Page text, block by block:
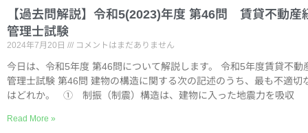
【過去問解説】令和5(2023)年度 第46問 賃貸不動産
管理士試験
2024年7月20日 コメントはまだありません
今日は、令和5年度 第46問について解説します。 令和5年度賃貸不動
管理士試験 第46問 建物の構造に関する次の記述のうち、最も不適切
はどれか。 ① 制振（制震）構造は、建物に入った地震力を吸収
Read More »